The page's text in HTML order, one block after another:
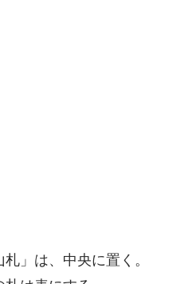
」は、中央に置く。